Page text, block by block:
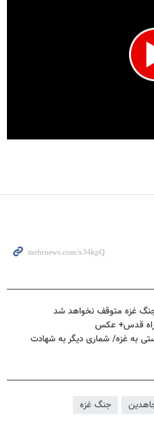
0
35
جنگ غزه متوقف نخواهد شد
راه قدس+ عکس
به غزه/ شماری دیگر به شهادت
جنگ غزه